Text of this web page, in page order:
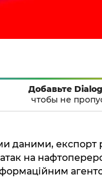
Добавьте
чтобы не
даними, експорт
на